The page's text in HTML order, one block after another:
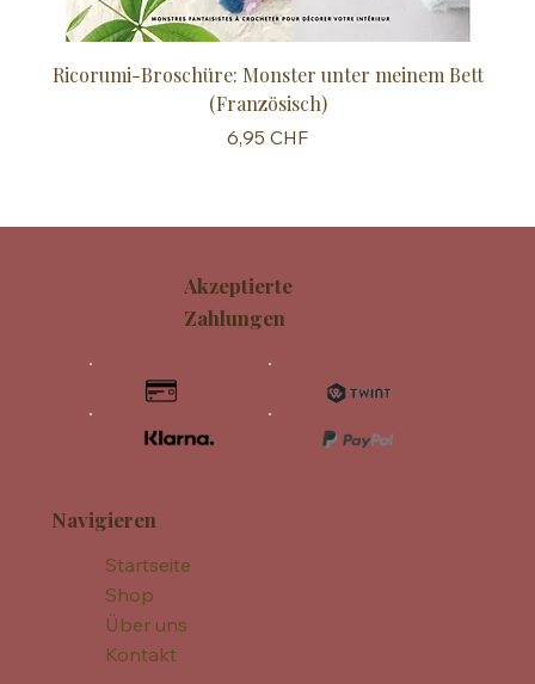
Ricorumi-Broschüre: Monster unter meinem Bett
(Französisch)
Preis
6,95 CHF
Navigieren
Startseite
Shop
Über uns
Kontakt
Akzeptierte
Zahlungen